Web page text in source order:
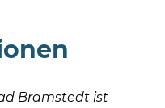
Bramstedt ist